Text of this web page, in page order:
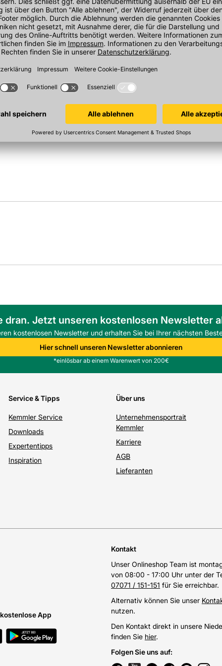
die Bestellabwicklung und senken
beim zuverlässigsten
Kieferholz
Rw(C,Ctr): 35(-1,-3) dB
nach DIN 4109: Rw 35/2
Uw W/(m²K) nach DIN EN
12567-2: Uw 1,3
EDZ
dran. Jetzt unseren kostenlosen Newsletter
kostenlosen Newsletter und erhalten Sie bei Ihrer nächsten
Hier schnell unseren Newsletter abonnieren
*einlösbar ab einem Warenwert von 200€
Service & Tipps
Kemmler Service
Downloads
Expertentipps
Inspiration
Über uns
Unternehmensportrait
Kemmler
Karriere
AGB
Lieferanten
App
Kontakt
Unser Onlineshop Team ist
von 08:00 - 17:00 Uhr unter der
07071 / 151-151 für Sie erreichbar.
Alternativ können Sie unser
nutzen.
Den Kontakt direkt in unsere
finden Sie hier.
Folgen Sie uns auf: